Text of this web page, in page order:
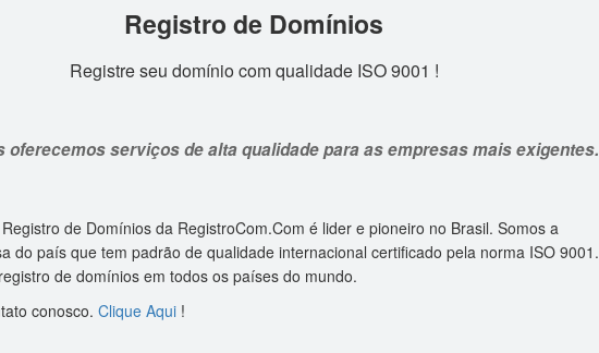
Registro de Domínios
Registre seu domínio com qualidade ISO 9001 !
oferecemos serviços de alta qualidade para as empresas mais exigentes.
de Domínios da RegistroCom.Com é lider e pioneiro no Brasil. Somos a
do país que tem padrão de qualidade internacional certificado pela norma ISO 9001.
de domínios em todos os países do mundo.
conosco. Clique Aqui !